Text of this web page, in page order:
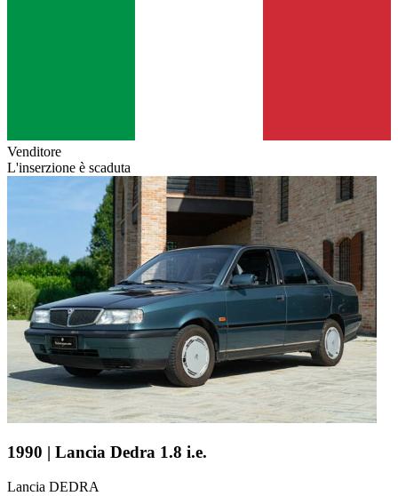
Venditore
L'inserzione è scaduta
1990 | Lancia Dedra 1.8 i.e.
Lancia DEDRA